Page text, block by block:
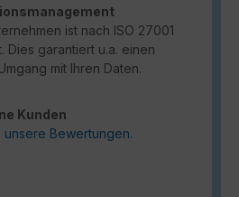
ist nach ISO 27001
Dies garantiert u.a. einen
mit Ihren Daten.
Kunden
unsere Bewertungen.